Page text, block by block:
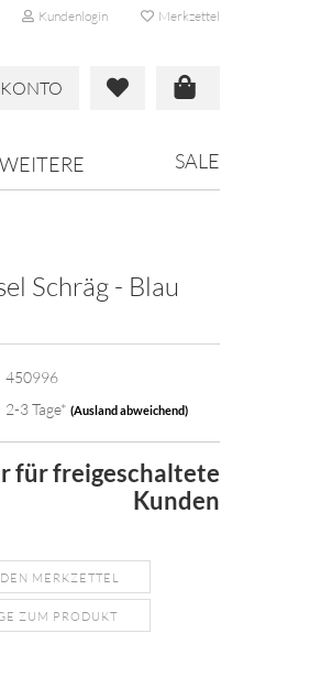
Kundenlogin Merkzettel
SALE
WEITERE
Schräg - Blau
450996
2-3 Tage* (Ausland abweichend)
für freigeschaltete
Kunden
MERKZETTEL
ZUM PRODUKT